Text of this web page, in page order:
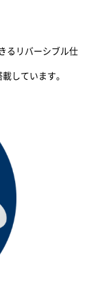
るリバーシブル仕
しています。